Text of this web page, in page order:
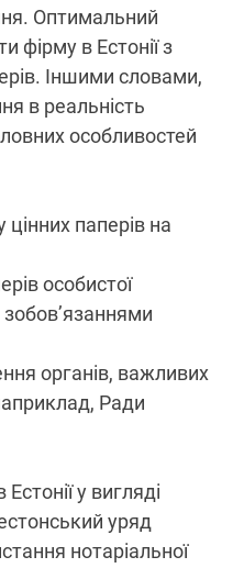
Оптимальний
фірму в Естонії з
Іншими словами,
в реальність
особливостей
паперів на
особистої
зобов’язаннями
органів, важливих
Ради
у вигляді
уряд
нотаріальної